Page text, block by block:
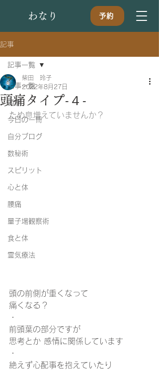
​わなり 予約
記事
記事一覧
頭痛
今日の一冊
自分ブログ
数秘術
スピリット
心と体
腰痛
量子場観察術
食と体
霊気療法
記事一覧
頭痛タイプ-４-
柴田 玲子
2022年8月27日
ため息増えていませんか？
頭の前側が重くなって
痛くなる？
・
前頭葉の部分ですが
思考とか 感情に関係しています
・
絶えず心配事を抱えていたり